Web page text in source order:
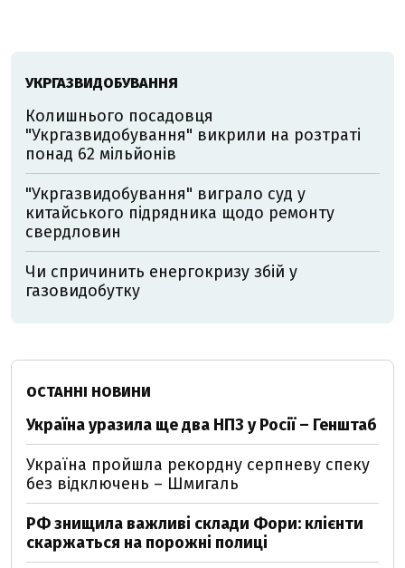
УКРГАЗВИДОБУВАННЯ
Колишнього посадовця
"Укргазвидобування" викрили на розтраті
понад 62 мільйонів
"Укргазвидобування" виграло суд у
китайського підрядника щодо ремонту
свердловин
Чи спричинить енергокризу збій у
газовидобутку
ОСТАННІ НОВИНИ
Україна уразила ще два НПЗ у Росії – Генштаб
Україна пройшла рекордну серпневу спеку
без відключень – Шмигаль
РФ знищила важливі склади Фори: клієнти
скаржаться на порожні полиці